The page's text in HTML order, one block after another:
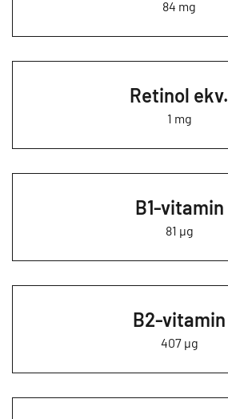
84 mg
Retinol ekv.
1 mg
B1-vitamin
81 µg
B2-vitamin
407 µg